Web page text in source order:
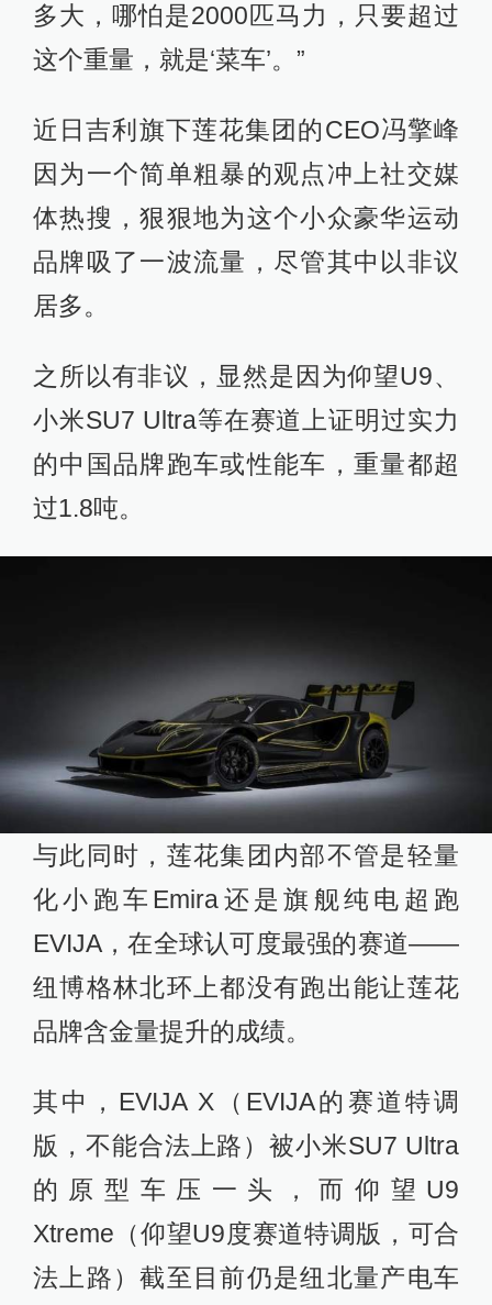
多大，哪怕是2000匹马力，只要超过
这个重量，就是‘菜车’。”
近日吉利旗下莲花集团的CEO冯擎峰
因为一个简单粗暴的观点冲上社交媒
体热搜，狠狠地为这个小众豪华运动
品牌吸了一波流量，尽管其中以非议
居多。
之所以有非议，显然是因为仰望U9、
小米SU7 Ultra等在赛道上证明过实力
的中国品牌跑车或性能车，重量都超
过1.8吨。
与此同时，莲花集团内部不管是轻量
化小跑车Emira还是旗舰纯电超跑
EVIJA，在全球认可度最强的赛道——
纽博格林北环上都没有跑出能让莲花
品牌含金量提升的成绩。
其中，EVIJA X（EVIJA的赛道特调
版，不能合法上路）被小米SU7 Ultra
的原型车压一头，而仰望U9
Xtreme（仰望U9度赛道特调版，可合
法上路）截至目前仍是纽北量产电车